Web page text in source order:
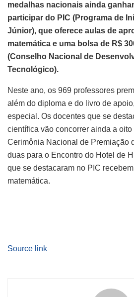
medalhas nacionais ainda
participar do PIC (Programa de
Júnior), que oferece aulas de
matemática e uma bolsa de R$
(Conselho Nacional de
Tecnológico).
Neste ano, os 969 professores
além do diploma e do livro de
especial. Os docentes que se
científica vão concorrer ainda a
Cerimônia Nacional de Premiação
duas para o Encontro do Hotel de
que se destacaram no PIC
matemática.
Source link